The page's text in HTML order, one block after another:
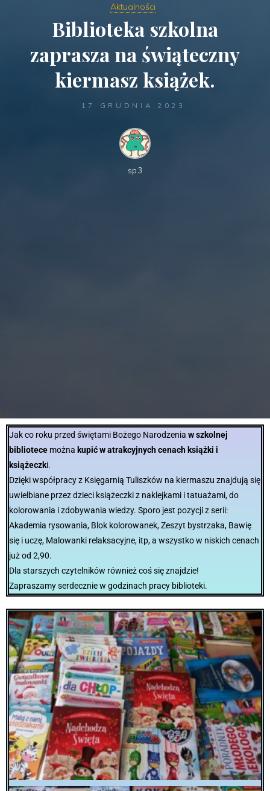
Aktualności
Biblioteka szkolna
zaprasza na świąteczny
kiermasz książek.
17 GRUDNIA 2023
sp3
Jak co roku przed świętami Bożego Narodzenia w szkolnej
bibliotece można kupić w atrakcyjnych cenach książki i
książeczki.
Dzięki współpracy z Księgarnią Tuliszków na kiermaszu znajdują się
uwielbiane przez dzieci książeczki z naklejkami i tatuażami, do
kolorowania i zdobywania wiedzy. Sporo jest pozycji z serii:
Akademia rysowania, Blok kolorowanek, Zeszyt bystrzaka, Bawię
się i uczę, Malowanki relaksacyjne, itp, a wszystko w niskich cenach
już od 2,90.
Dla starszych czytelników również coś się znajdzie!
Zapraszamy serdecznie w godzinach pracy biblioteki.